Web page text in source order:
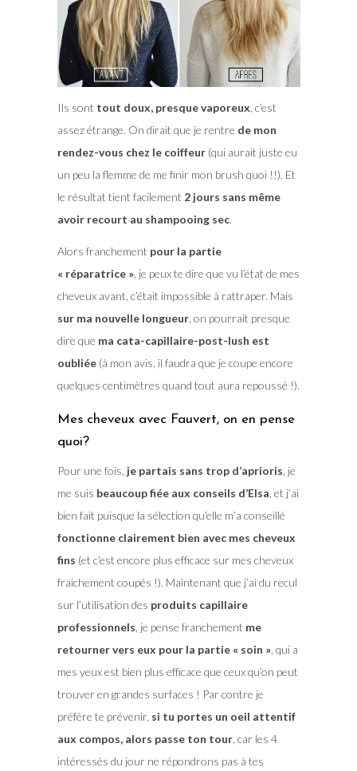
Ils sont tout doux, presque vaporeux , c’est
assez étrange. On dirait que je rentre de mon
rendez-vous chez le coiffeur(qui aurait juste eu
un peu la flemme de me finir mon brush quoi !!). Et
le résultat tient facilement 2 jours sans même
avoir recourt au shampooing sec.
Alors franchement pour la partie
« réparatrice », je peux te dire que vu l’état de mes
cheveux avant, c’était impossible à rattraper. Mais
sur ma nouvelle longueur, on pourrait presque
dire que ma cata-capillaire-post-lush est
oubliée(à mon avis, il faudra que je coupe encore
quelques centimètres quand tout aura repoussé !).
Mes cheveux avec Fauvert, on en pense
quoi?
Pour une fois, je partais sans trop d’aprioris , je
me suis beaucoup fiée aux conseils d’Elsa , et j’ai
bien fait puisque la sélection qu’elle m’a conseillé
fonctionne clairement bien avec mes cheveux
fins (et c’est encore plus efficace sur mes cheveux
fraichement coupés !). Maintenant que j’ai du recul
sur l’utilisation des produits capillaire
professionnels , je pense franchement me
retourner vers eux pour la partie « soin », qui a
mes yeux est bien plus efficace que ceux qu’on peut
trouver en grandes surfaces ! Par contre je
préfère te prévenir, si tu portes un oeil attentif
aux compos, alors passe ton tour, car les 4
intéressés du jour ne répondrons pas à tes